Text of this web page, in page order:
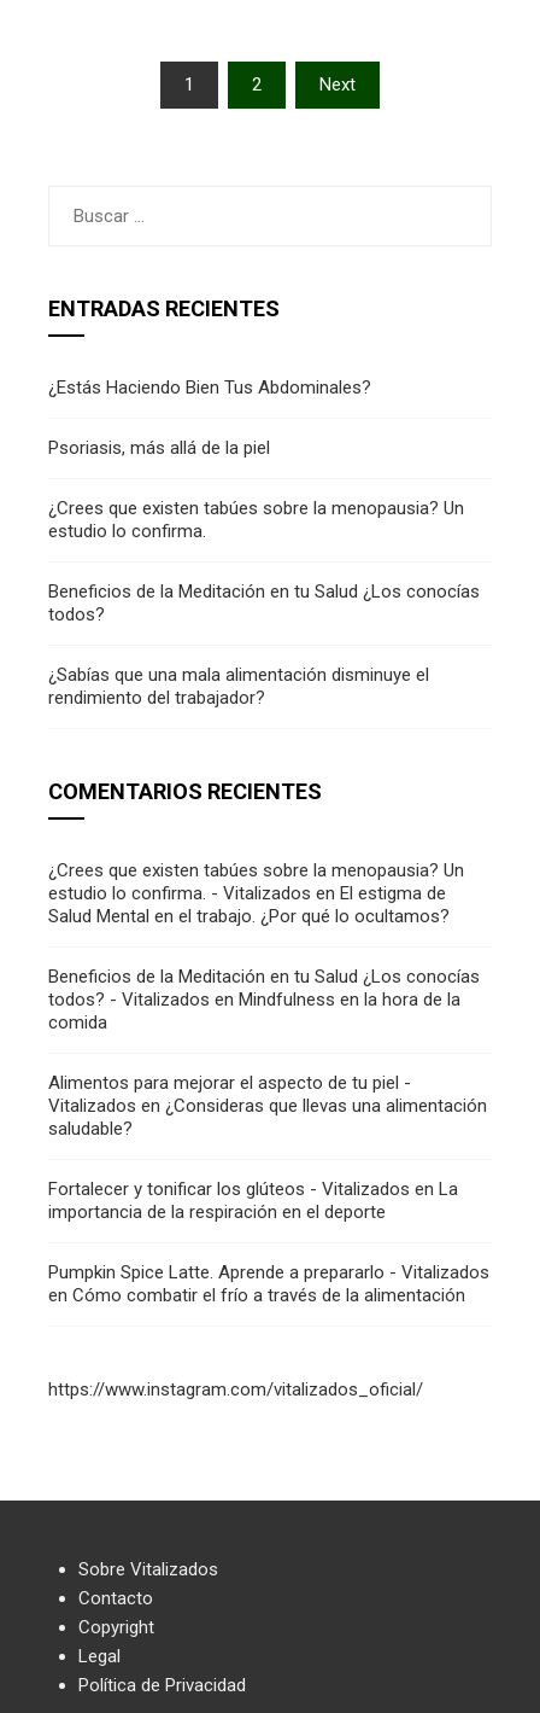
Paginación
1 2 Next
ENTRADAS RECIENTES
¿Estás Haciendo Bien Tus Abdominales?
Psoriasis, más allá de la piel
¿Crees que existen tabúes sobre la menopausia? Un
estudio lo confirma.
Beneficios de la Meditación en tu Salud ¿Los conocías
todos?
¿Sabías que una mala alimentación disminuye el
rendimiento del trabajador?
COMENTARIOS RECIENTES
¿Crees que existen tabúes sobre la menopausia? Un
estudio lo confirma. - Vitalizados en El estigma de
Salud Mental en el trabajo. ¿Por qué lo ocultamos?
Beneficios de la Meditación en tu Salud ¿Los conocías
todos? - Vitalizados en Mindfulness en la hora de la
comida
Alimentos para mejorar el aspecto de tu piel -
Vitalizados en ¿Consideras que llevas una alimentación
saludable?
Fortalecer y tonificar los glúteos - Vitalizados en La
importancia de la respiración en el deporte
Pumpkin Spice Latte. Aprende a prepararlo - Vitalizados
en Cómo combatir el frío a través de la alimentación
https://www.instagram.com/vitalizados_oficial/
Sobre Vitalizados
Contacto
Copyright
Legal
Política de Privacidad